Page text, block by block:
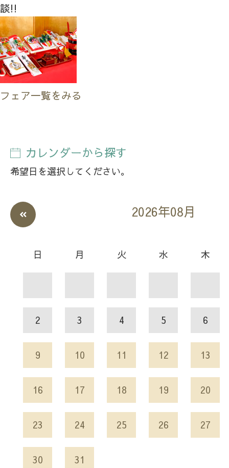
談!!
フェア一覧をみる
カレンダーから探す
希望日を選択してください。
2026年08月
日 月 火 水 木
2 3 4 5 6
9 10 11 12 13
16 17 18 19 20
23 24 25 26 27
30 31